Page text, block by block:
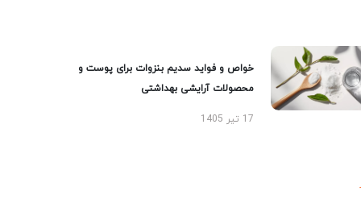
خواص و فواید سدیم بنزوات برای پوست و
محصولات آرایشی بهداشتی
17 تیر 1405